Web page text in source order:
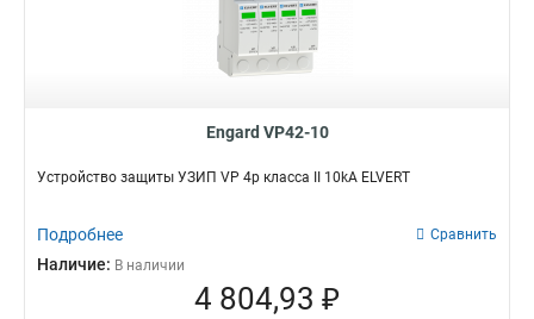
Engard VP42-10
Устройство защиты УЗИП VP 4p класса II 10kA ELVERT
Подробнее Сравнить
Наличие: В наличии
4 804,93 ₽